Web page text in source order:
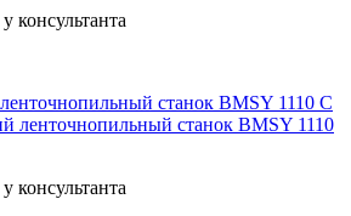
консультанта
станок BMSY 1110 C
консультанта